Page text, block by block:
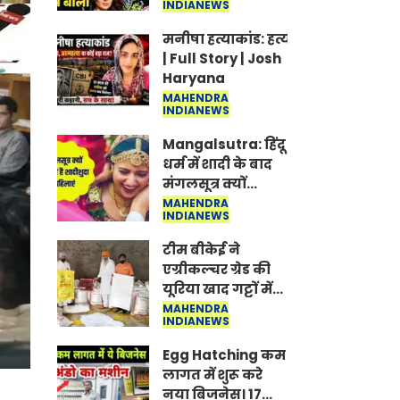
Jantar-Mantar |
CJP protest
INDIANEWS
मनीषा हत्याकांड: हत्या, आत्महत्या या
| Full Story | Josh
Haryana
MAHENDRA
INDIANEWS
Mangalsutra: हिंदू
धर्म में शादी के बाद
मंगलसूत्र क्यों
पहनती है महिलाएं,
किसने शुरु की ये
परंपरा
MAHENDRA
INDIANEWS
टीम बीकेई ने
एग्रीकल्चर ग्रेड की
यूरिया खाद गट्टों में
बदलकर टेक्निकल
ग्रेड में बेचने वालों पर
करवाई कार्रवाई:
लखविंदर सिंह
औलख
MAHENDRA
INDIANEWS
Egg Hatching कम
लागत में शुरू करे
नया बिजनेस। 17